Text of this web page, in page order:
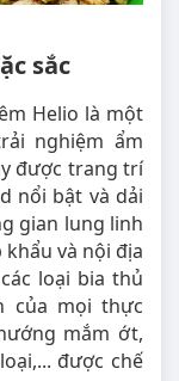
sắc
Helio là một
nghiệm ẩm
được trang trí
nổi bật và dải
gian lung linh
và nội địa
loại bia thủ
của mọi thực
mắm ớt,
được chế